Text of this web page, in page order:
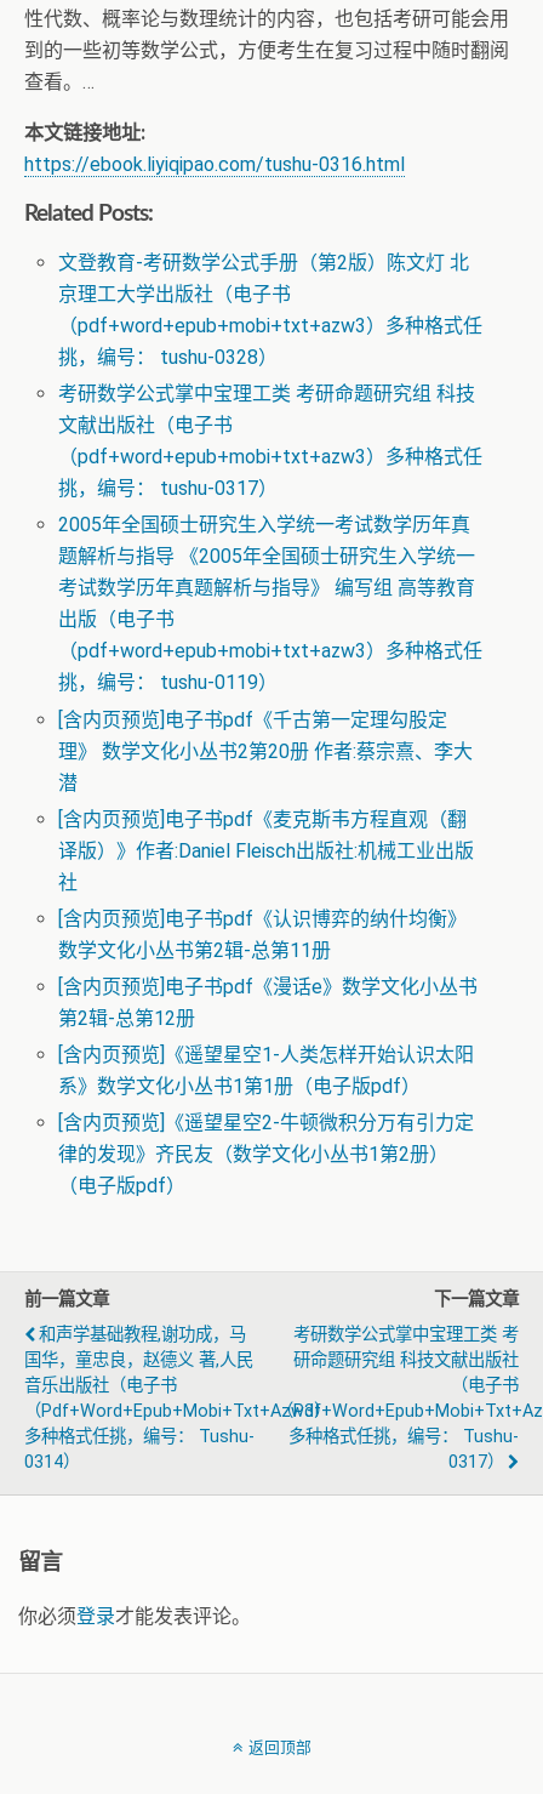
性代数、概率论与数理统计的内容，也包括考研可能会用
到的一些初等数学公式，方便考生在复习过程中随时翻阅
查看。…
本文链接地址:
https://ebook.liyiqipao.com/tushu-0316.html
Related Posts:
文登教育-考研数学公式手册（第2版）陈文灯 北
京理工大学出版社（电子书
（pdf+word+epub+mobi+txt+azw3）多种格式任
挑，编号： tushu-0328）
考研数学公式掌中宝理工类 考研命题研究组 科技
文献出版社（电子书
（pdf+word+epub+mobi+txt+azw3）多种格式任
挑，编号： tushu-0317）
2005年全国硕士研究生入学统一考试数学历年真
题解析与指导 《2005年全国硕士研究生入学统一
考试数学历年真题解析与指导》 编写组 高等教育
出版（电子书
（pdf+word+epub+mobi+txt+azw3）多种格式任
挑，编号： tushu-0119）
[含内页预览]电子书pdf《千古第一定理勾股定
理》 数学文化小丛书2第20册 作者:蔡宗熹、李大
潜
[含内页预览]电子书pdf《麦克斯韦方程直观（翻
译版）》作者:Daniel Fleisch出版社:机械工业出版
社
[含内页预览]电子书pdf《认识博弈的纳什均衡》
数学文化小丛书第2辑-总第11册
[含内页预览]电子书pdf《漫话e》数学文化小丛书
第2辑-总第12册
[含内页预览]《遥望星空1-人类怎样开始认识太阳
系》数学文化小丛书1第1册（电子版pdf）
[含内页预览]《遥望星空2-牛顿微积分万有引力定
律的发现》齐民友（数学文化小丛书1第2册）
（电子版pdf）
前一篇文章
和声学基础教程,谢功成，马
国华，童忠良，赵德义 著,人民
音乐出版社（电子书
（pdf+word+epub+mobi+txt+azw3）
多种格式任挑，编号： Tushu-
0314）
下一篇文章
考研数学公式掌中宝理工类 考
研命题研究组 科技文献出版社
（电子书
（
多种格式任挑，编号： Tushu-
0317）
留言
你必须登录才能发表评论。
返回顶部